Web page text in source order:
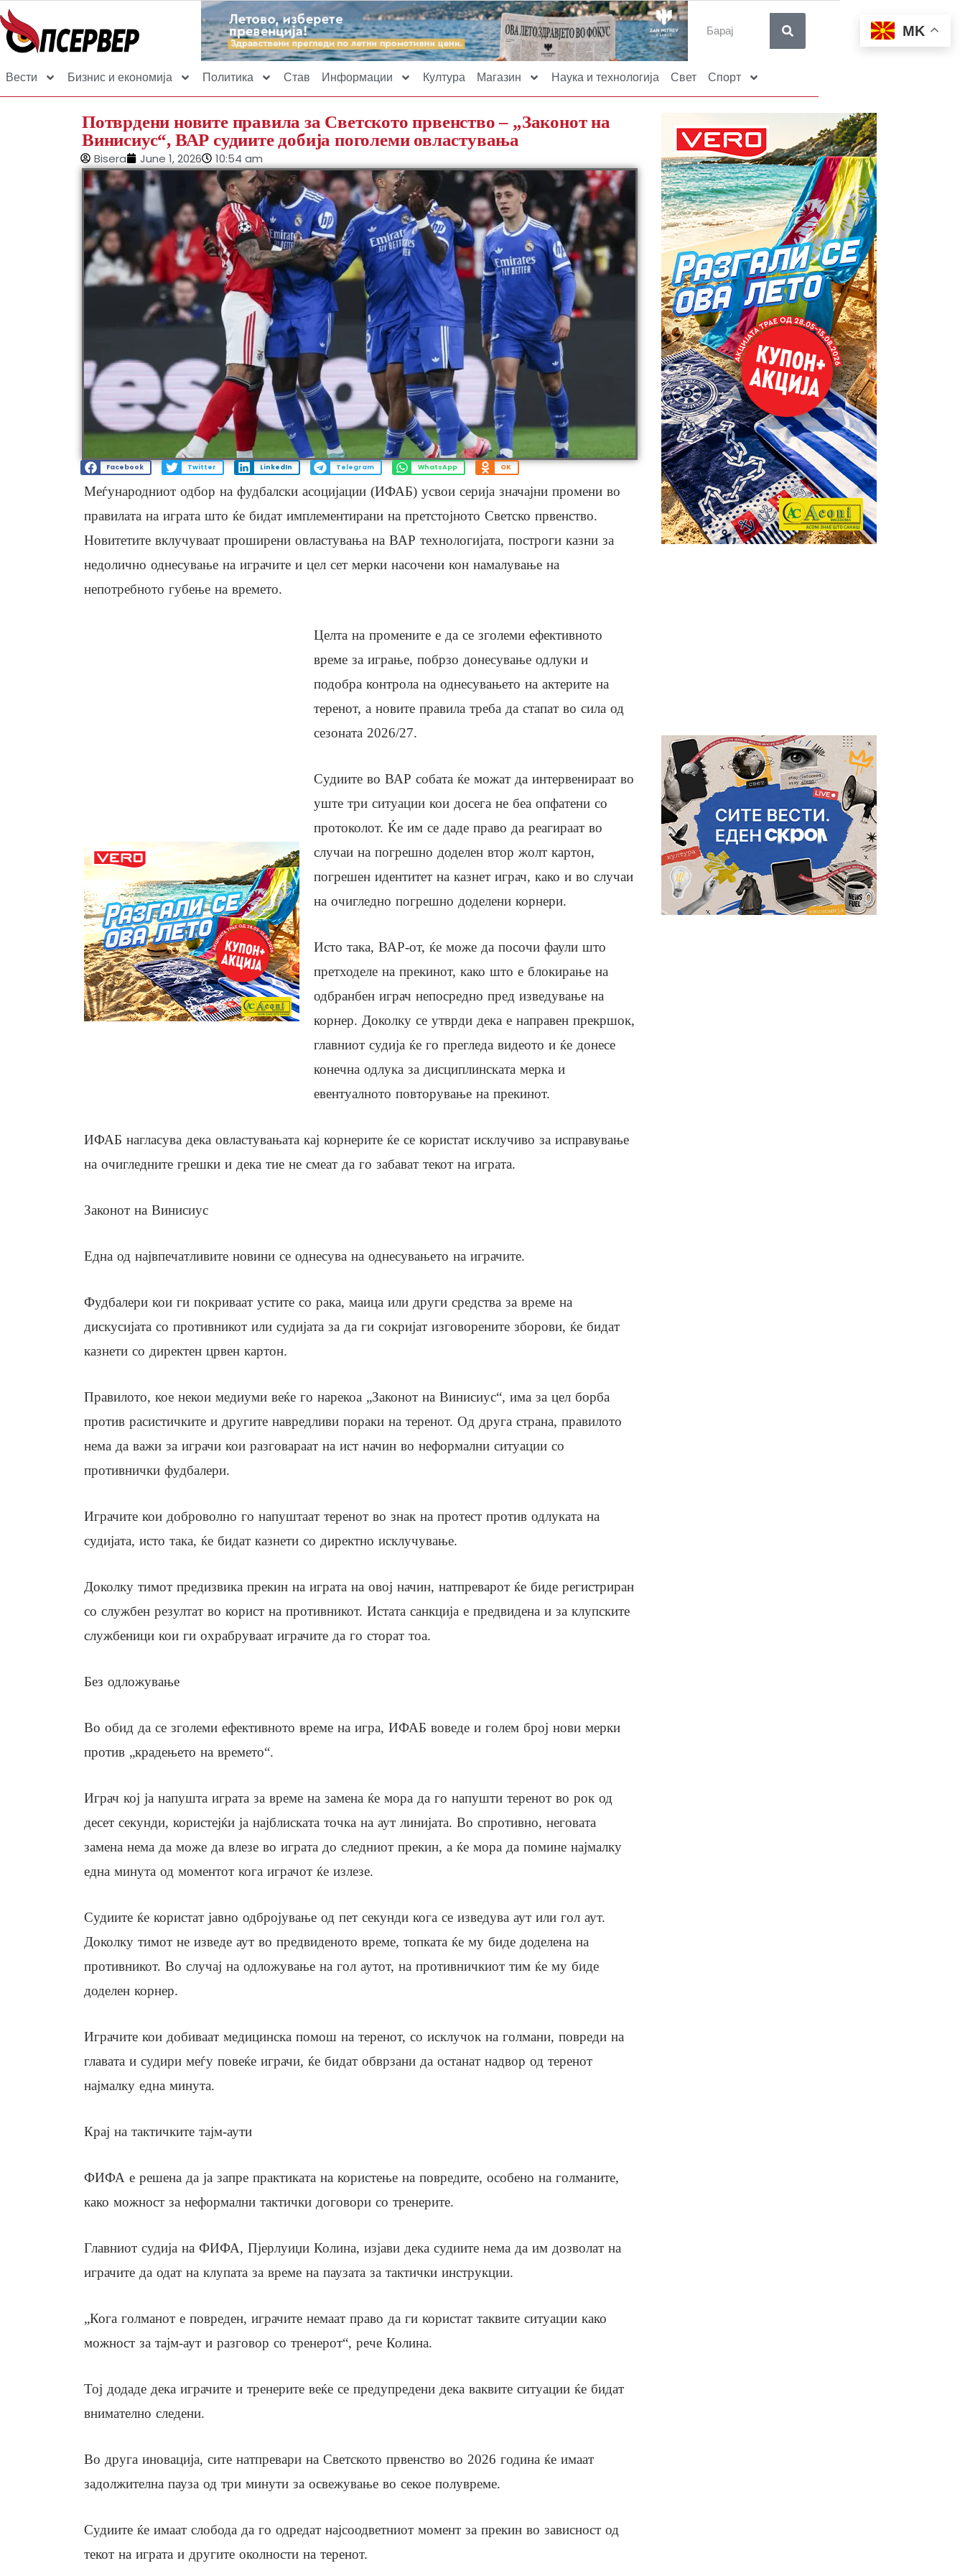
Вести Бизнис и економија Политика Став Информации Култура Магазин Наука и технологија Свет Спорт
Потврдени новите правила за Светското првенство – „Законот на
Винисиус“, ВАР судиите добија поголеми овластувања
Bisera June 1, 2026 10:54 am
Facebook Twitter LinkedIn Telegram WhatsApp OK
Меѓународниот одбор на фудбалски асоцијации (ИФАБ) усвои серија значајни промени во
правилата на играта што ќе бидат имплементирани на претстојното Светско првенство.
Новитетите вклучуваат проширени овластувања на ВАР технологијата, построги казни за
недолично однесување на играчите и цел сет мерки насочени кон намалување на
непотребното губење на времето.
Целта на промените е да се зголеми ефективното
време за играње, побрзо донесување одлуки и
подобра контрола на однесувањето на актерите на
теренот, а новите правила треба да стапат во сила од
сезоната 2026/27.
Судиите во ВАР собата ќе можат да интервенираат во
уште три ситуации кои досега не беа опфатени со
протоколот. Ќе им се даде право да реагираат во
случаи на погрешно доделен втор жолт картон,
погрешен идентитет на казнет играч, како и во случаи
на очигледно погрешно доделени корнери.
Исто така, ВАР-от, ќе може да посочи фаули што
претходеле на прекинот, како што е блокирање на
одбранбен играч непосредно пред изведување на
корнер. Доколку се утврди дека е направен прекршок,
главниот судија ќе го прегледа видеото и ќе донесе
конечна одлука за дисциплинската мерка и
евентуалното повторување на прекинот.
ИФАБ нагласува дека овластувањата кај корнерите ќе се користат исклучиво за исправување
на очигледните грешки и дека тие не смеат да го забават текот на играта.
Законот на Винисиус
Една од највпечатливите новини се однесува на однесувањето на играчите.
Фудбалери кои ги покриваат устите со рака, маица или други средства за време на
дискусијата со противникот или судијата за да ги сокријат изговорените зборови, ќе бидат
казнети со директен црвен картон.
Правилото, кое некои медиуми веќе го нарекоа „Законот на Винисиус“, има за цел борба
против расистичките и другите навредливи пораки на теренот. Од друга страна, правилото
нема да важи за играчи кои разговараат на ист начин во неформални ситуации со
противнички фудбалери.
Играчите кои доброволно го напуштаат теренот во знак на протест против одлуката на
судијата, исто така, ќе бидат казнети со директно исклучување.
Доколку тимот предизвика прекин на играта на овој начин, натпреварот ќе биде регистриран
со службен резултат во корист на противникот. Истата санкција е предвидена и за клупските
службеници кои ги охрабруваат играчите да го сторат тоа.
Без одложување
Во обид да се зголеми ефективното време на игра, ИФАБ воведе и голем број нови мерки
против „крадењето на времето“.
Играч кој ја напушта играта за време на замена ќе мора да го напушти теренот во рок од
десет секунди, користејќи ја најблиската точка на аут линијата. Во спротивно, неговата
замена нема да може да влезе во играта до следниот прекин, а ќе мора да помине најмалку
една минута од моментот кога играчот ќе излезе.
Судиите ќе користат јавно одбројување од пет секунди кога се изведува аут или гол аут.
Доколку тимот не изведе аут во предвиденото време, топката ќе му биде доделена на
противникот. Во случај на одложување на гол аутот, на противничкиот тим ќе му биде
доделен корнер.
Играчите кои добиваат медицинска помош на теренот, со исклучок на голмани, повреди на
главата и судири меѓу повеќе играчи, ќе бидат обврзани да останат надвор од теренот
најмалку една минута.
Крај на тактичките тајм-аути
ФИФА е решена да ја запре практиката на користење на повредите, особено на голманите,
како можност за неформални тактички договори со тренерите.
Главниот судија на ФИФА, Пјерлуиџи Колина, изјави дека судиите нема да им дозволат на
играчите да одат на клупата за време на паузата за тактички инструкции.
„Кога голманот е повреден, играчите немаат право да ги користат таквите ситуации како
можност за тајм-аут и разговор со тренерот“, рече Колина.
Тој додаде дека играчите и тренерите веќе се предупредени дека ваквите ситуации ќе бидат
внимателно следени.
Во друга иновација, сите натпревари на Светското првенство во 2026 година ќе имаат
задолжителна пауза од три минути за освежување во секое полувреме.
Судиите ќе имаат слобода да го одредат најсоодветниот момент за прекин во зависност од
текот на играта и другите околности на теренот.
MK